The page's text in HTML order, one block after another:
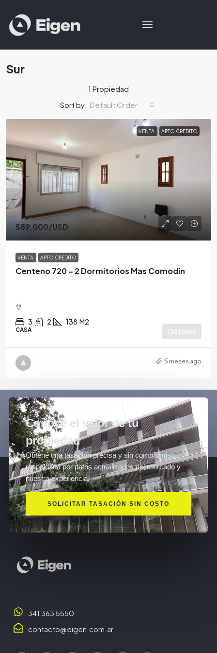
Sur
1 Propiedad
Sort by: Default Order
VENTA APTO CREDITO
$89,000/USD
VENTA APTO CREDITO
Centeno 720 – 2 Dormitorios Mas Comodin
3 2 138 M2
CASA Detalles
5 meses ago
Conocé el valor de tu
propiedad
Obtené una tasación precisa y sin compromiso,
respaldada por datos actualizados del mercado y
nuestra experiencia.
SOLICITAR TASACIÓN SIN COSTO
341 363 5550
contacto@eigen.com.ar